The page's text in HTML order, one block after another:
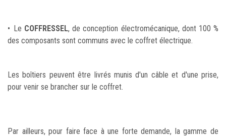
• Le COFFRESSEL, de conception électromécanique, dont 100 %
des composants sont communs avec le coffret électrique.
Les boîtiers peuvent être livrés munis d'un câble et d'une prise,
pour venir se brancher sur le coffret.
Par ailleurs, pour faire face à une forte demande, la gamme de